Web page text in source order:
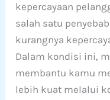
kepercayaan
salah satu
kurangnya
Dalam kondisi ini,
membantu kamu
lebih kuat melalui